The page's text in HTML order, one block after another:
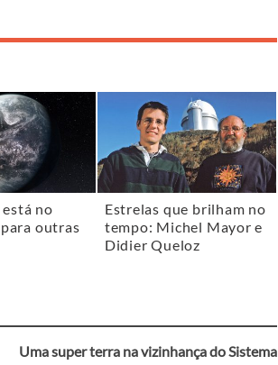
no
para outras
Estrelas que brilham no
tempo: Michel Mayor e
Didier Queloz
Uma super terra na vizinhança do Sistema